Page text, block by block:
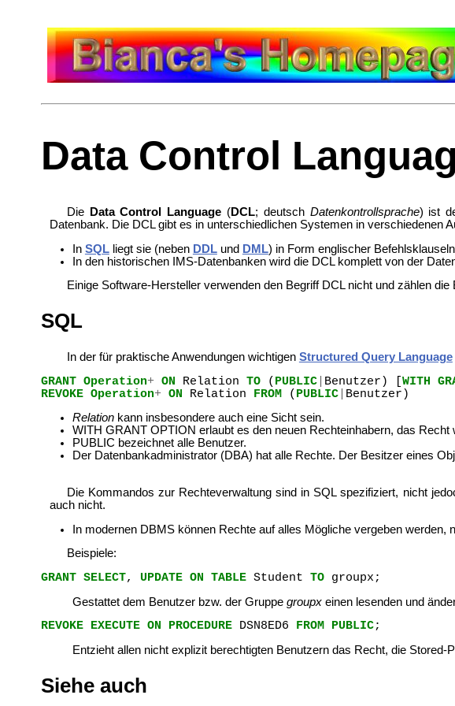
Data Control
Die Data Control Language (DCL; deutsch Datenkontrollsprache) ist
Datenbank. Die DCL gibt es in unterschiedlichen Systemen in verschiedenen
In SQLliegt sie (neben DDLund DML) in Form englischer
In den historischen
IMS-Datenbanken wird die DCL komplett von der
Einige Software-Hersteller verwenden den Begriff DCL nicht und zählen
SQL
In der für praktische Anwendungen wichtigen Structured Query Language
GRANT Operation+ ON Relation TO ( PUBLIC| Benutzer ) WITH
REVOKE Operation+ ON Relation FROM ( PUBLIC| Benutzer )
Relationkann insbesondere auch eine Sicht sein.
WITH GRANT OPTION erlaubt es den neuen Rechteinhabern, das Recht
PUBLIC bezeichnet alle Benutzer.
Der Datenbankadministrator (DBA) hat alle Rechte. Der Besitzer eines
Die Kommandos zur Rechteverwaltung sind in SQL spezifiziert, nicht
auch nicht.
In modernen DBMS können Rechte auf alles Mögliche vergeben werden,
Beispiele:
GRANT SELECT, UPDATE ON TABLE Student TO groupx ;
Gestattet dem Benutzer bzw. der Gruppe groupxeinen lesenden und
REVOKE
EXECUTE ON PROCEDURE DSN8ED6 FROM PUBLIC;
Entzieht allen nicht explizit berechtigten Benutzern das Recht, die Stored-
Siehe auch